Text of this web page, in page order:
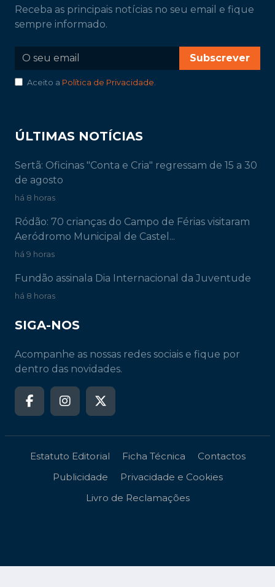
Receba as principais notícias no seu email e fique
sempre informado.
Subscrever
Aceito a Política de Privacidade
ÚLTIMAS NOTÍCIAS
Sertã: Oficinas "Conta e Cria" regressam de 15 a 30
de agosto
há 8 horas
Ródão: 70 crianças do Campo de Férias visitaram
Aeródromo Municipal de Castel...
há 9 horas
Fundão assinala Dia Internacional da Juventude
há 8 horas
SIGA-NOS
Acompanhe as nossas redes sociais e fique por
dentro das novidades.
Estatuto Editorial Ficha Técnica
Contactos
Publicidade
Privacidade e Cookies
Livro de Reclamações